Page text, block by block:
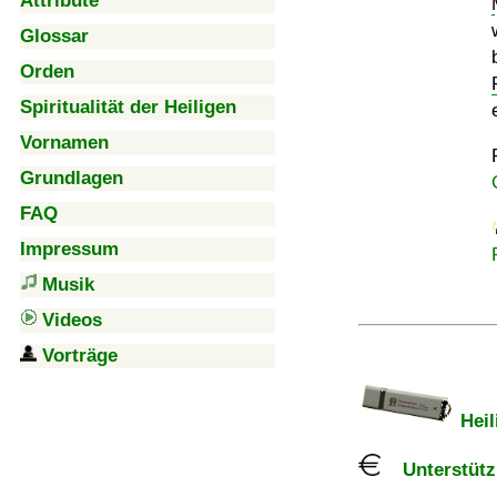
Glossar
Orden
Spiritualität der Heiligen
Vornamen
Grundlagen
FAQ
Impressum
Musik
Videos
Vorträge